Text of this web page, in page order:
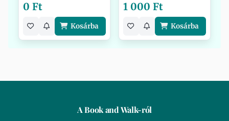
0 Ft
Kosárba
1 000 Ft
Kosárba
A Book and Walk-ról